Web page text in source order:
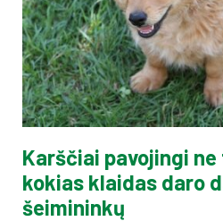
Karščiai pavojingi
kokias klaidas daro
šeimininkų